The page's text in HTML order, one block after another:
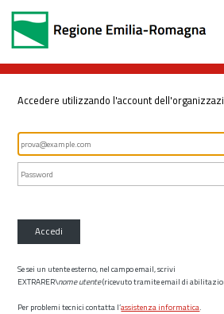
Accedere utilizzando l'account
Accedi
Se sei un utente esterno, nel campo email, scrivi
EXTRARER\nome utente(ricevuto tramite email di
Per problemi tecnici contatta l’assistenza informatica.